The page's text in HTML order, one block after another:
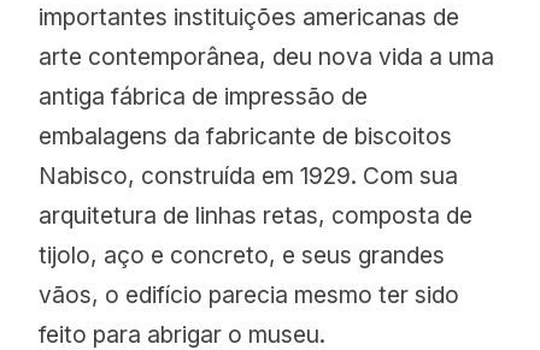
importantes instituições americanas de
arte contemporânea, deu nova vida a uma
antiga fábrica de impressão de
embalagens da fabricante de biscoitos
Nabisco, construída em 1929. Com sua
arquitetura de linhas retas, composta de
tijolo, aço e concreto, e seus grandes
vãos, o edifício parecia mesmo ter sido
feito para abrigar o museu.